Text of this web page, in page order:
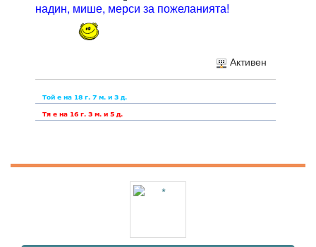
надин, мише, мерси за пожеланията!
Активен